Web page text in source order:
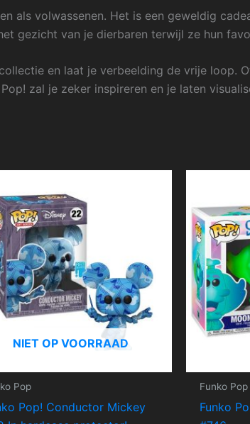
als volwassenen. Het is een geweldig
gezicht van je dierbaren terwijl ze hun
en laat je verbeelding de vrije
zal je zeker inspireren en je laten
NIET OP VOORRAAD
Pop
Pop! Conductor Mickey
Funko Pop
Funko